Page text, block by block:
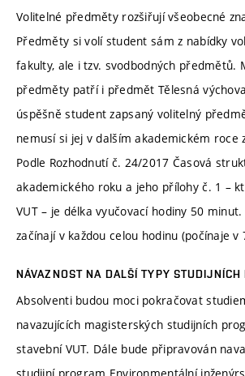
Volitelné předměty rozšiřují všeobecné
Předměty si volí student sám z nabídky
fakulty, ale i tzv. svodbodných předmětů.
předměty patří i předmět Tělesná
úspěšně student zapsaný volitelný
nemusí si jej v dalším akademickém roce
Podle Rozhodnutí č. 24/2017 Časová
akademického roku a jeho přílohy č. 1 –
VUT – je délka vyučovací hodiny 50
začínají v každou celou hodinu (počínaje v
NÁVAZNOST NA DALŠÍ TYPY STUDIJNÍCH
Absolventi budou moci pokračovat
navazujících magisterských studijních
stavební VUT. Dále bude připravován